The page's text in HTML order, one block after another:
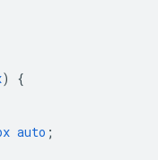
)
{
auto ;